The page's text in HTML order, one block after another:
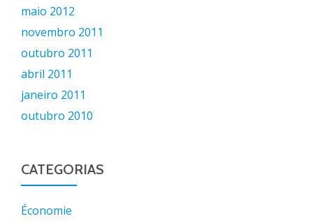
maio 2012
novembro 2011
outubro 2011
abril 2011
janeiro 2011
outubro 2010
CATEGORIAS
Économie